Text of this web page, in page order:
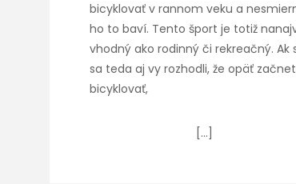
bicyklovať v rannom veku a
ho to baví. Tento šport je totiž
vhodný ako rodinný či rekreačný. Ak
sa teda aj vy rozhodli, že opäť
bicyklovať,
[…]